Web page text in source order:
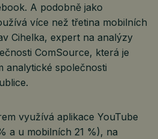
A podobně jako
více než třetina mobilních
Cihelka, expert na analýzy
ComSource, která je
analytické společnosti
využívá aplikace YouTube
a u mobilních 21 %), na